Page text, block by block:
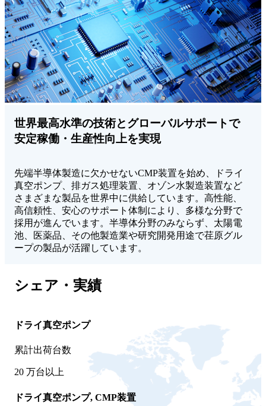
世界最高水準の技術とグローバルサポートで
安定稼働・生産性向上を実現
先端半導体製造に欠かせないCMP装置を始め、ドライ
真空ポンプ、排ガス処理装置、オゾン水製造装置など
さまざまな製品を世界中に供給しています。高性能、
高信頼性、安心のサポート体制により、多様な分野で
採用が進んでいます。半導体分野のみならず、太陽電
池、医薬品、その他製造業や研究開発用途で荏原グル
ープの製品が活躍しています。
シェア・実績
ドライ真空ポンプ
累計出荷台数
20 万台以上
ドライ真空ポンプ, CMP装置